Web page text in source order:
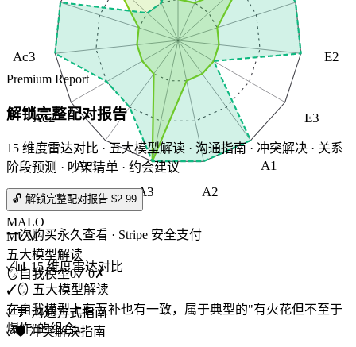
E2
E3
A1
A2
A3
Ac1
Ac2
Ac3
MALO
MUM
五大模型解读
🪞自我模型0✓0✗
在自我模型上有互补也有一致，属于典型的"有火花但不至于
爆炸"的组合。
Premium Report
解锁完整配对报告
15 维度雷达对比 · 五大模型解读 · 沟通指南 · 冲突解决 · 关系
阶段预测 · 吵架清单 · 约会建议
🔓 解锁完整配对报告 $2.99
一次购买永久查看 · Stripe 安全支付
✓📊 15 维度雷达对比
✓🪞 五大模型解读
✓💬 沟通方式指南
✓🛡️ 冲突解决指南